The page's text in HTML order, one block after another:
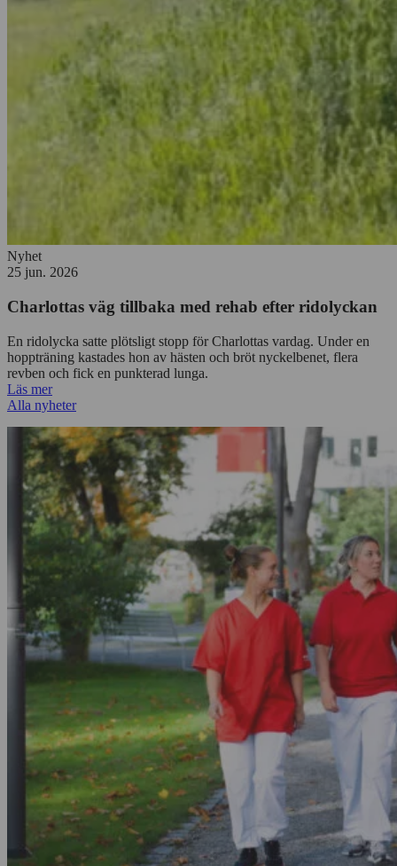
Nyhet
25 jun. 2026
Charlottas väg tillbaka med rehab efter ridolyckan
En ridolycka satte plötsligt stopp för Charlottas vardag. Under en
hoppträning kastades hon av hästen och bröt nyckelbenet, flera
revben och fick en punkterad lunga.
Läs mer
Alla nyheter